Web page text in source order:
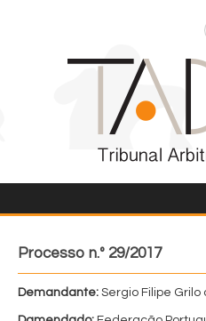
Processo n.º 29/2017
Demandante: Sergio Filipe Grilo